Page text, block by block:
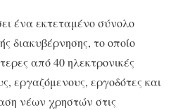
ένα εκτεταμένο σύνολο
διακυβέρνησης, το οποίο
από 40 ηλεκτρονικές
εργαζόμενους, εργοδότες και
νέων χρηστών στις